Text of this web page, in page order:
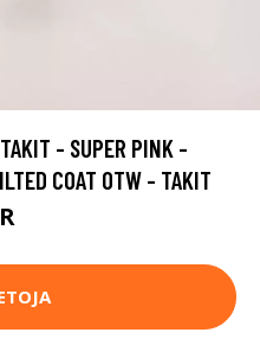
- SUPER PINK -
COAT OTW - TAKIT